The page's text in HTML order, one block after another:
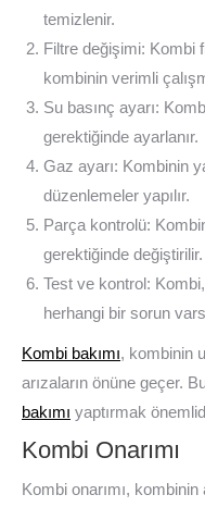
temizlenir.
Filtre değişimi: Kombi
kombinin verimli
Su basınç ayarı:
gerektiğinde ayarlanır.
Gaz ayarı: Kombinin
düzenlemeler yapılır.
Parça kontrolü:
gerektiğinde değiştirilir.
Test ve kontrol:
herhangi bir sorun
Kombi bakımı, kombinin
arızaların önüne geçer.
bakımı yaptırmak
Kombi Onarımı
Kombi onarımı, kombinin